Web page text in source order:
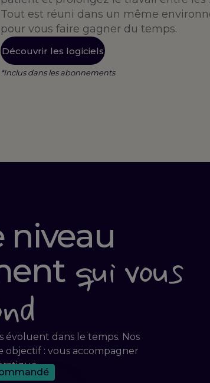
Tout est réuni dans un même
pour vous faire gagner du temps.
Découvrir les logiciels
*Inclus dans les abonnements
niveau
qui vous
évoluent dans le temps. Nos
objectif : vous accompagner